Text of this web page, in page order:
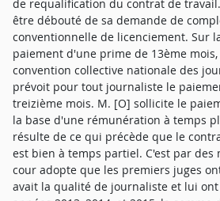
de requalification du contrat de
être débouté de sa demande de
conventionnelle de licenciement. Sur
paiement d'une prime de 13ème mois,
convention collective nationale des
prévoit pour tout journaliste le
treizième mois. M. [O] sollicite le
la base d'une rémunération à temps
résulte de ce qui précède que le
est bien à temps partiel. C'est par des
cour adopte que les premiers juges
avait la qualité de journaliste et lui